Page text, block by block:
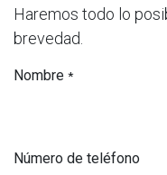
Haremos todo lo
brevedad.
Nombre *
Número de teléfono